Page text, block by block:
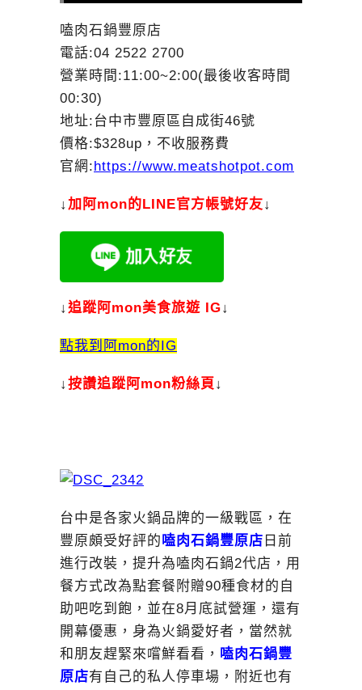
嗑肉石鍋豐原店
電話:04 2522 2700
營業時間:11:00~2:00(最後收客時間
00:30)
地址:台中市豐原區自成街46號
價格:$328up，不收服務費
官網:https://www.meatshotpot.com
↓加 阿mon的LINE官方帳號好友↓
↓追蹤阿mon美食旅遊 IG↓
點我到阿mon的IG
↓按讚追蹤阿mon粉絲頁 ↓
台中是各家火鍋品牌的一級戰區，在
豐原頗受好評的嗑肉石鍋豐原店 日前
進行改裝，提升為嗑肉石鍋2代店，用
餐方式改為點套餐附贈90種食材的自
助吧吃到飽，並在8月底試營運，還有
開幕優惠，身為火鍋愛好者，當然就
和朋友趕緊來嚐鮮看看， 嗑肉石鍋豐
原店有自己的私人停車場，附近也有